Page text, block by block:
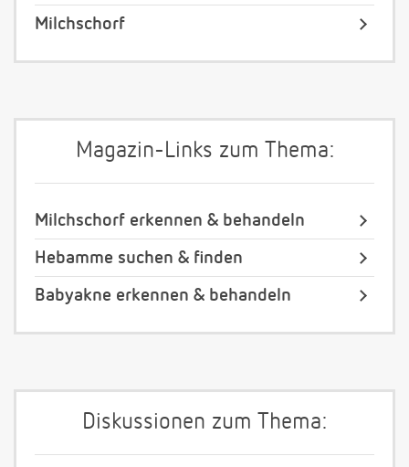
Milchschorf
Magazin-Links zum Thema:
Milchschorf erkennen & behandeln
Hebamme suchen & finden
Babyakne erkennen & behandeln
Diskussionen zum Thema: